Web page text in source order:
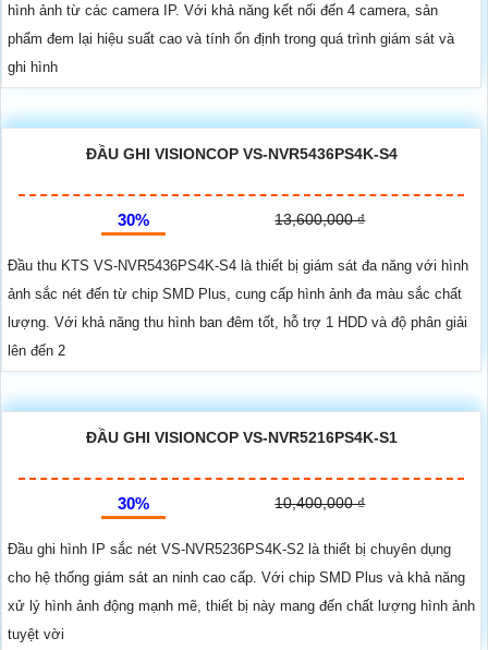
hình ảnh từ các camera IP. Với khả năng kết nối đến 4 camera, sản
phẩm đem lại hiệu suất cao và tính ổn định trong quá trình giám sát và
ghi hình
ĐẦU GHI VISIONCOP VS-NVR5436PS4K-S4
30% 13,600,000 ₫
Đầu thu KTS VS-NVR5436PS4K-S4 là thiết bị giám sát đa năng với hình
ảnh sắc nét đến từ chip SMD Plus, cung cấp hình ảnh đa màu sắc chất
lượng. Với khả năng thu hình ban đêm tốt, hỗ trợ 1 HDD và độ phân giải
lên đến 2
ĐẦU GHI VISIONCOP VS-NVR5216PS4K-S1
30% 10,400,000 ₫
Đầu ghi hình IP sắc nét VS-NVR5236PS4K-S2 là thiết bị chuyên dụng
cho hệ thống giám sát an ninh cao cấp. Với chip SMD Plus và khả năng
xử lý hình ảnh động mạnh mẽ, thiết bị này mang đến chất lượng hình ảnh
tuyệt vời